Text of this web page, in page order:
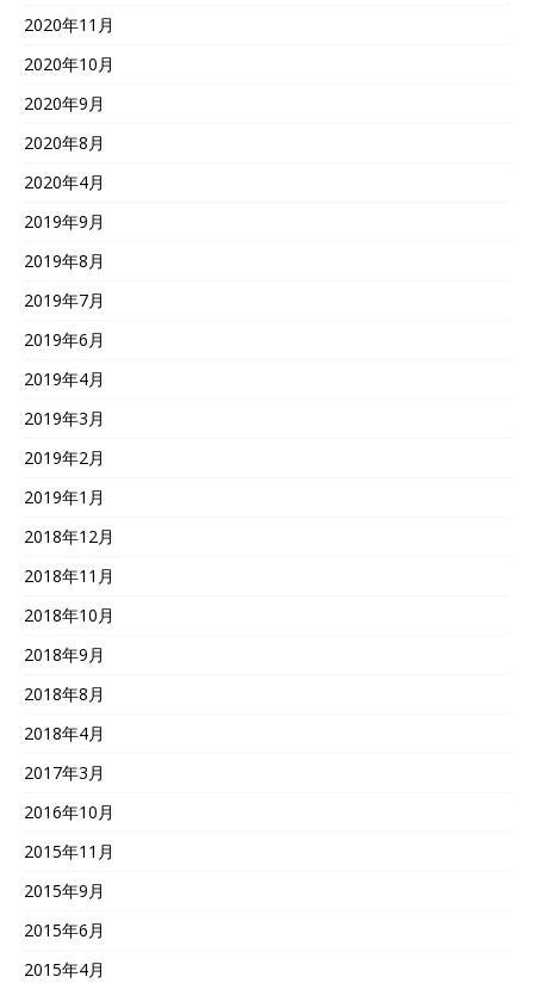
2020年11月
2020年10月
2020年9月
2020年8月
2020年4月
2019年9月
2019年8月
2019年7月
2019年6月
2019年4月
2019年3月
2019年2月
2019年1月
2018年12月
2018年11月
2018年10月
2018年9月
2018年8月
2018年4月
2017年3月
2016年10月
2015年11月
2015年9月
2015年6月
2015年4月